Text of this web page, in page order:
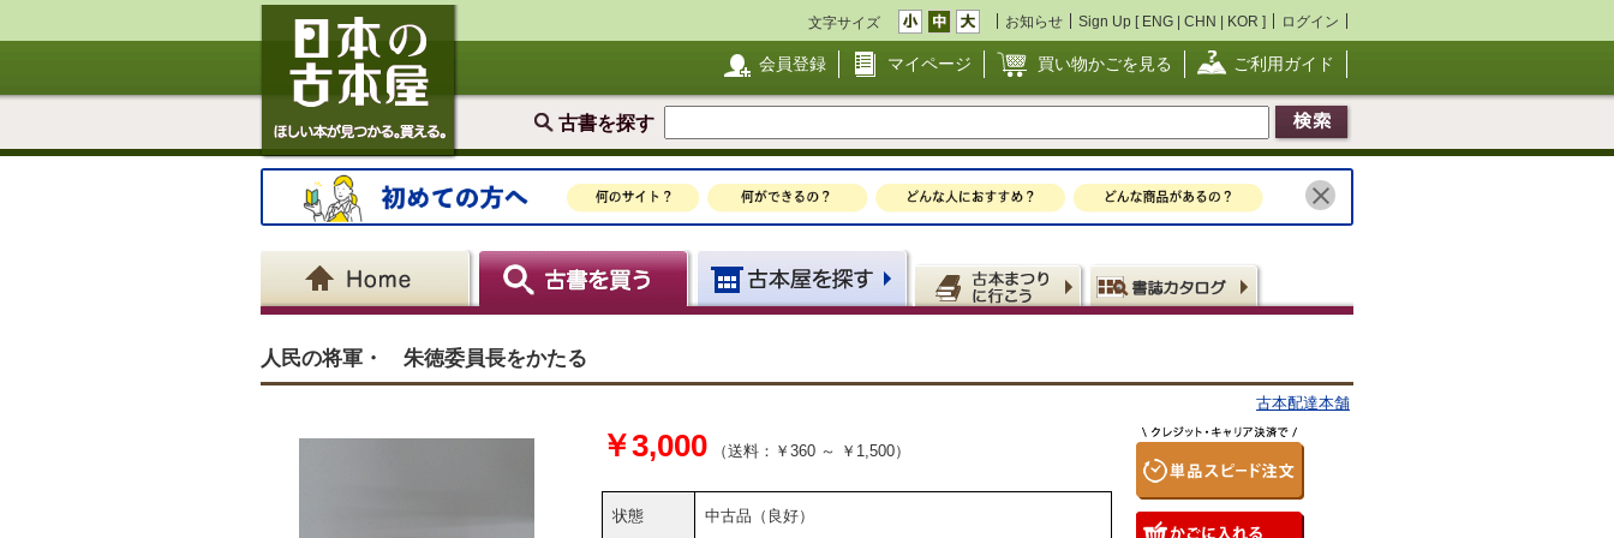
文字サイズ お知らせ Sign Up [ ENG | CHN | KOR ] ログイン
会員登録 マイページ 買い物かごを見る ご利用ガイド
古書を探す
人民の将軍・ 朱徳委員長をかたる
古本配達本舗
￥3,000 （送料：￥360 ～ ￥1,500）
状態 中古品（良好）